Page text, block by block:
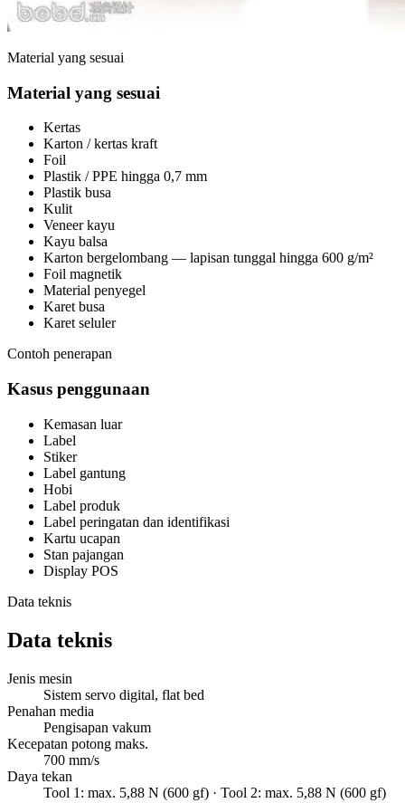
Material yang sesuai
Material yang sesuai
Kertas
Karton / kertas kraft
Foil
Plastik / PPE hingga 0,7 mm
Plastik busa
Kulit
Veneer kayu
Kayu balsa
Karton bergelombang — lapisan tunggal hingga 600 g/m²
Foil magnetik
Material penyegel
Karet busa
Karet seluler
Contoh penerapan
Kasus penggunaan
Kemasan luar
Label
Stiker
Label gantung
Hobi
Label produk
Label peringatan dan identifikasi
Kartu ucapan
Stan pajangan
Display POS
Data teknis
Data teknis
Jenis mesin
Sistem servo digital, flat bed
Penahan media
Pengisapan vakum
Kecepatan potong maks.
700 mm/s
Daya tekan
Tool 1: max. 5,88 N (600 gf) · Tool 2: max. 5,88 N (600 gf)